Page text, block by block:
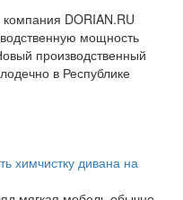
DORIAN.RU
мощность
производственный
в Республике
химчистку дивана на